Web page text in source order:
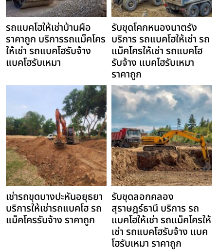
รถแบคโฮให้เช่าบ้านผือ
ราคาถูก บริการรถแม็คโคร
ให้เช่า รถแบคโฮรับจ้าง
แบคโฮรับเหมา
รับขุดโคกหนองนาตรัง
บริการ รถแบคโฮให้เช่า รถ
แม็คโครให้เช่า รถแบคโฮ
รับจ้าง แบคโฮรับเหมา
ราคาถูก
เช่ารถขุดบางปะหันอยุธยา
บริการให้เช่ารถแบคโฮ รถ
แม็คโครรับจ้าง ราคาถูก
รับขุดลอกคลอง
สุราษฎร์ธานี บริการ รถ
แบคโฮให้เช่า รถแม็คโครให้
เช่า รถแบคโฮรับจ้าง แบค
โฮรับเหมา ราคาถูก